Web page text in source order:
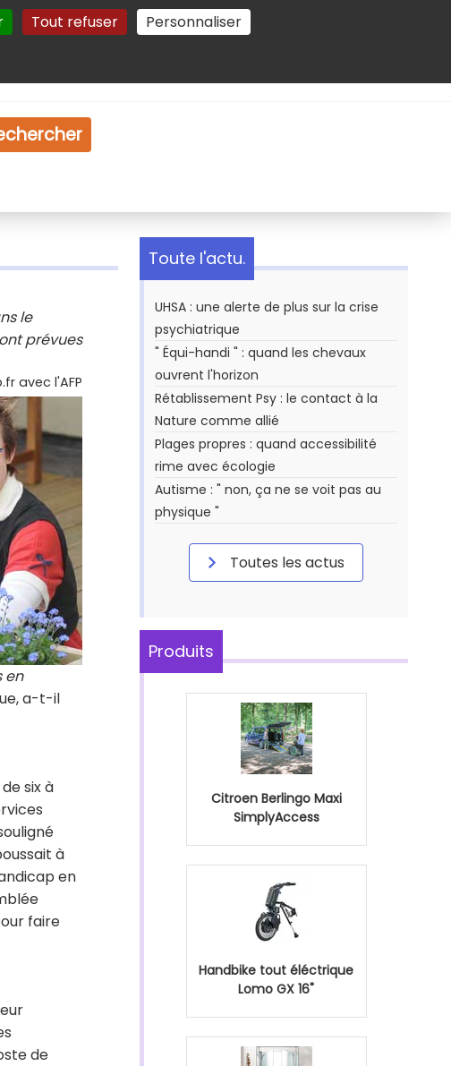
Tout refuser Personnaliser
du site Gestion des cookies
le
prévues
avec l'AFP
en
a-t-il
six à
à
en
faire
de
Toute l'actu.
UHSA : une alerte de plus sur la crise
psychiatrique
" Équi-handi " : quand les chevaux
ouvrent l'horizon
Rétablissement Psy : le contact à la
Nature comme allié
Plages propres : quand accessibilité
rime avec écologie
Autisme : " non, ça ne se voit pas au
physique "
Toutes les actus
Produits
Citroen Berlingo Maxi
SimplyAccess
Handbike tout éléctrique
Lomo GX 16"